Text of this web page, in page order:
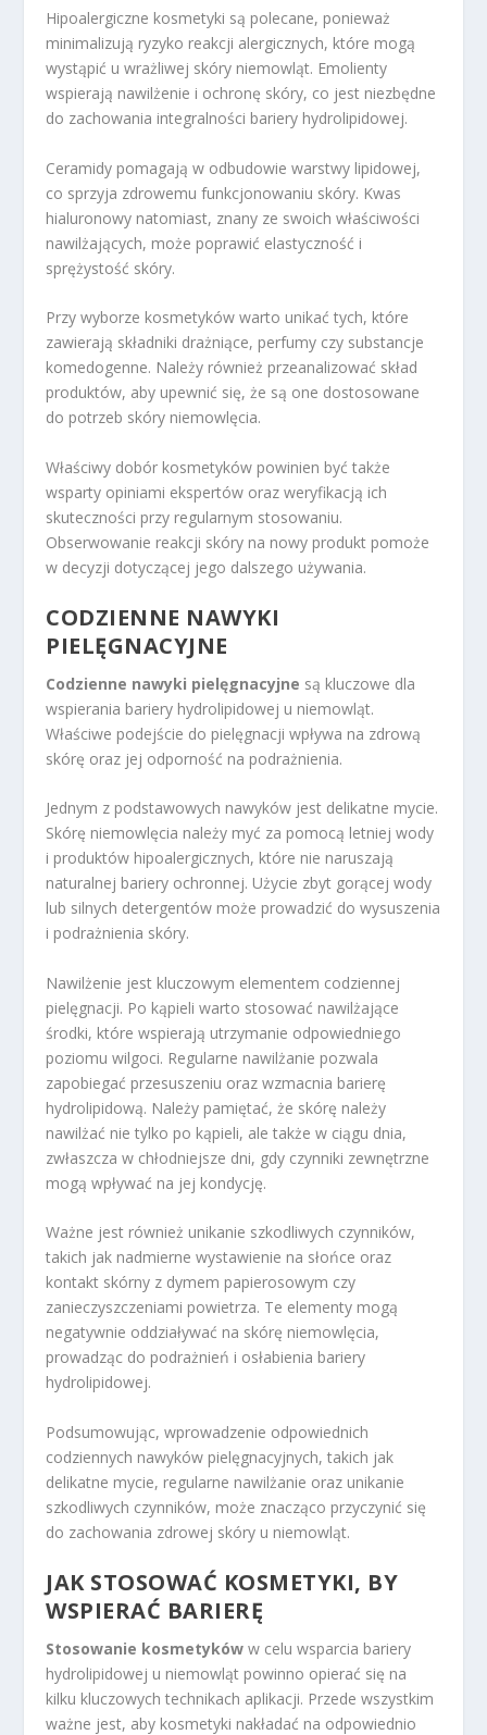
Hipoalergiczne kosmetyki są polecane, ponieważ
minimalizują ryzyko reakcji alergicznych, które mogą
wystąpić u wrażliwej skóry niemowląt. Emolienty
wspierają nawilżenie i ochronę skóry, co jest niezbędne
do zachowania integralności bariery hydrolipidowej.
Ceramidy pomagają w odbudowie warstwy lipidowej,
co sprzyja zdrowemu funkcjonowaniu skóry. Kwas
hialuronowy natomiast, znany ze swoich właściwości
nawilżających, może poprawić elastyczność i
sprężystość skóry.
Przy wyborze kosmetyków warto unikać tych, które
zawierają składniki drażniące, perfumy czy substancje
komedogenne. Należy również przeanalizować skład
produktów, aby upewnić się, że są one dostosowane
do potrzeb skóry niemowlęcia.
Właściwy dobór kosmetyków powinien być także
wsparty opiniami ekspertów oraz weryfikacją ich
skuteczności przy regularnym stosowaniu.
Obserwowanie reakcji skóry na nowy produkt pomoże
w decyzji dotyczącej jego dalszego używania.
CODZIENNE NAWYKI
PIELĘGNACYJNE
Codzienne nawyki pielęgnacyjne są kluczowe dla
wspierania bariery hydrolipidowej u niemowląt.
Właściwe podejście do pielęgnacji wpływa na zdrową
skórę oraz jej odporność na podrażnienia.
Jednym z podstawowych nawyków jest delikatne mycie.
Skórę niemowlęcia należy myć za pomocą letniej wody
i produktów hipoalergicznych, które nie naruszają
naturalnej bariery ochronnej. Użycie zbyt gorącej wody
lub silnych detergentów może prowadzić do wysuszenia
i podrażnienia skóry.
Nawilżenie jest kluczowym elementem codziennej
pielęgnacji. Po kąpieli warto stosować nawilżające
środki, które wspierają utrzymanie odpowiedniego
poziomu wilgoci. Regularne nawilżanie pozwala
zapobiegać przesuszeniu oraz wzmacnia barierę
hydrolipidową. Należy pamiętać, że skórę należy
nawilżać nie tylko po kąpieli, ale także w ciągu dnia,
zwłaszcza w chłodniejsze dni, gdy czynniki zewnętrzne
mogą wpływać na jej kondycję.
Ważne jest również unikanie szkodliwych czynników,
takich jak nadmierne wystawienie na słońce oraz
kontakt skórny z dymem papierosowym czy
zanieczyszczeniami powietrza. Te elementy mogą
negatywnie oddziaływać na skórę niemowlęcia,
prowadząc do podrażnień i osłabienia bariery
hydrolipidowej.
Podsumowując, wprowadzenie odpowiednich
codziennych nawyków pielęgnacyjnych, takich jak
delikatne mycie, regularne nawilżanie oraz unikanie
szkodliwych czynników, może znacząco przyczynić się
do zachowania zdrowej skóry u niemowląt.
JAK STOSOWAĆ KOSMETYKI, BY
WSPIERAĆ BARIERĘ
Stosowanie kosmetyków w celu wsparcia bariery
hydrolipidowej u niemowląt powinno opierać się na
kilku kluczowych technikach aplikacji. Przede wszystkim
ważne jest, aby kosmetyki nakładać na odpowiednio